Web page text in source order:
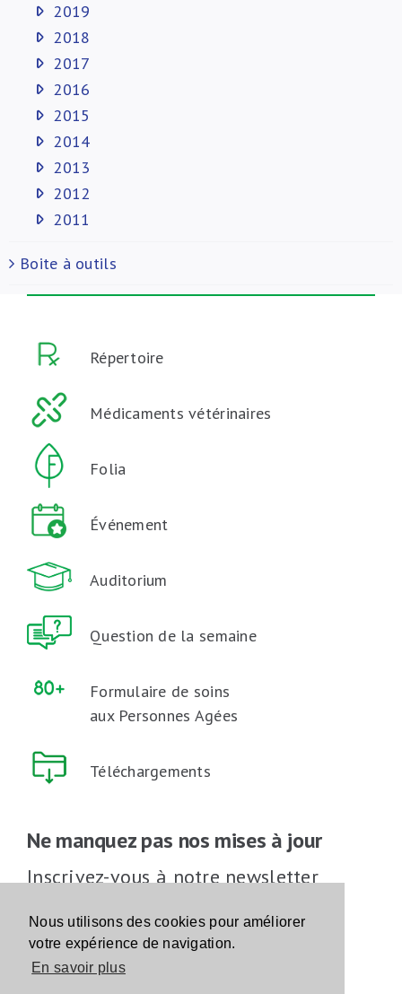
Nous utilisons des cookies pour améliorer
votre expérience de navigation.
En savoir plus
2019
2018
2017
2016
2015
2014
2013
2012
2011
Boite à outils
Répertoire
Médicaments vétérinaires
Folia
Événement
Auditorium
Question de la semaine
Formulaire de soins
aux Personnes Agées
Téléchargements
Ne manquez pas nos mises à jour
Inscrivez-vous à notre newsletter
Inscrivez-vous
Suivez-nous sur les réseaux sociaux